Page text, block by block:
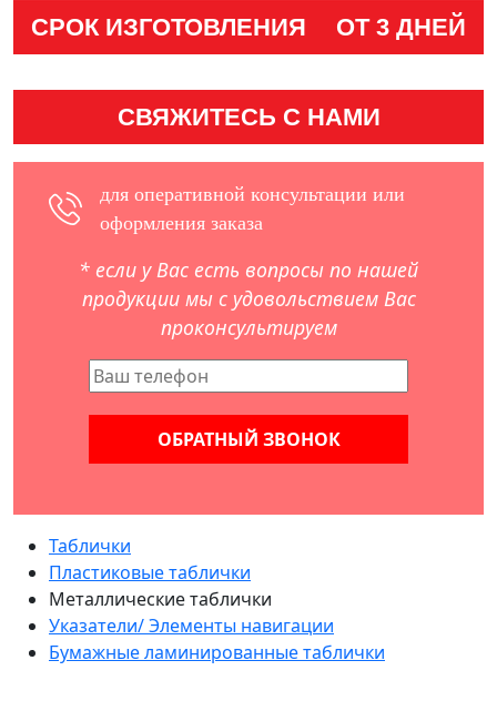
СРОК ИЗГОТОВЛЕНИЯ ОТ 3 ДНЕЙ
СВЯЖИТЕСЬ С НАМИ
для оперативной консультации или
оформления заказа
* если у Вас есть вопросы по нашей
продукции мы с удовольствием Вас
проконсультируем
Таблички
Пластиковые таблички
Металлические таблички
Указатели/ Элементы навигации
Бумажные ламинированные таблички